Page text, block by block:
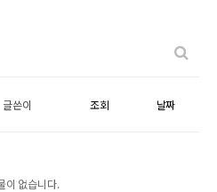
글쓴이 조회 날짜
이 없습니다.